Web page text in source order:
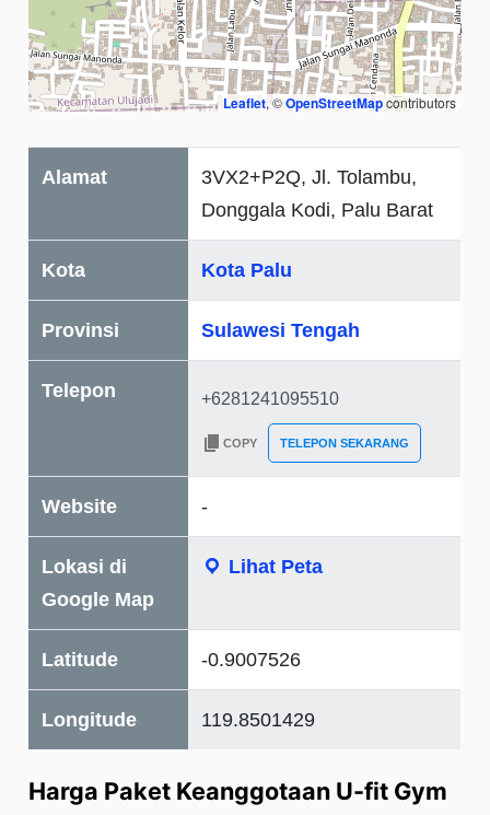
Leaflet, ©OpenStreetMapcontributors
Alamat
3VX2+P2Q, Jl. Tolambu,
Donggala Kodi, Palu Barat
Kota Kota Palu
Provinsi Sulawesi Tengah
Telepon
COPY TELEPON SEKARANG
Website -
Lokasi di
Google Map
Lihat Peta
Latitude -0.9007526
Longitude 119.8501429
Harga Paket Keanggotaan U-fit Gym